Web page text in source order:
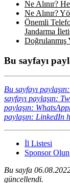
Ne Alınır?
Ne Alınır?
Önemli
Jandarma
Doğrulanmış
Bu sayfayı
Bu sayfayı
sayfayı paylaşın:
paylaşın:
paylaşın: LinkedIn
İl Listesi
Sponsor Olun
Bu sayfa
güncellendi.